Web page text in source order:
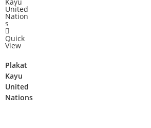
Quick
View
Plakat
Kayu
United
Nations